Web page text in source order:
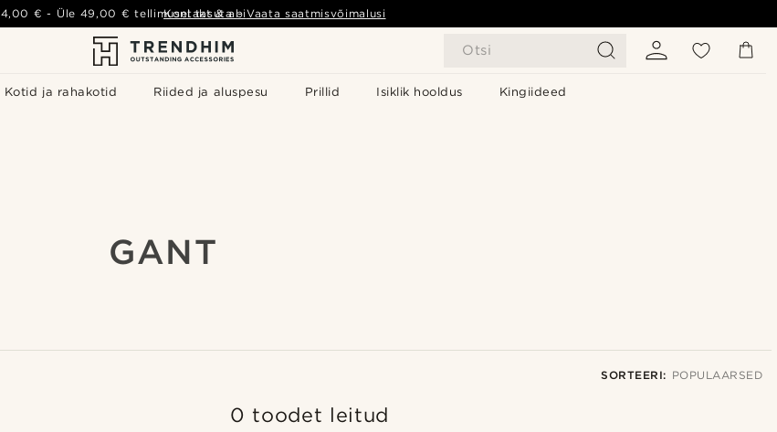
Otsi
Kotid ja rahakotid Riided ja aluspesu Prillid Isiklik hooldus Kingiideed
4,00 € - Üle 49,00 € tellimusel tasuta- Vaata saatmisvõimalusi
Kontakt & abi
GANT
SORTEERI: POPULAARSED
0 toodet leitud